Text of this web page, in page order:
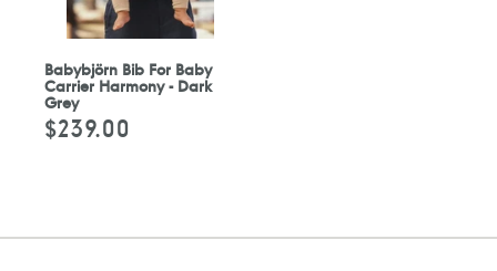
Babybjörn Bib For Baby
Carrier Harmony - Dark
Grey
定
價
$239.00